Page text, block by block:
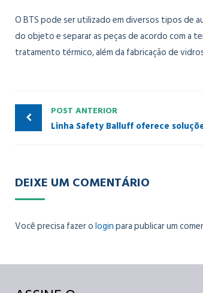
O BTS pode ser utilizado em diversos tipos de
do objeto e separar as peças de acordo com a
tratamento térmico, além da fabricação de
POST ANTERIOR
Linha Safety Balluff oferece
DEIXE UM COMENTÁRIO
Você precisa fazer ologinpara publicar um